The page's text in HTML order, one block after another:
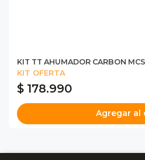
KIT TT AHUMADOR CARBON
KIT OFERTA
$ 178.990
Agregar al